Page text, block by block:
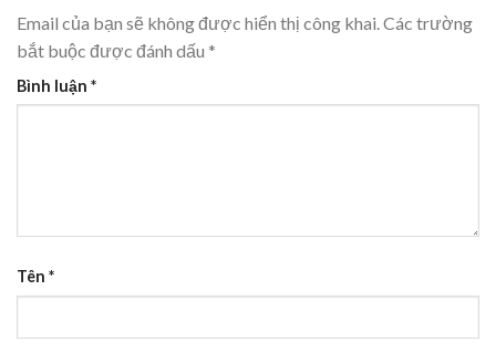
Email của bạn sẽ không được hiển thị công khai. Các trường
bắt buộc được đánh dấu *
Bình luận *
Tên *